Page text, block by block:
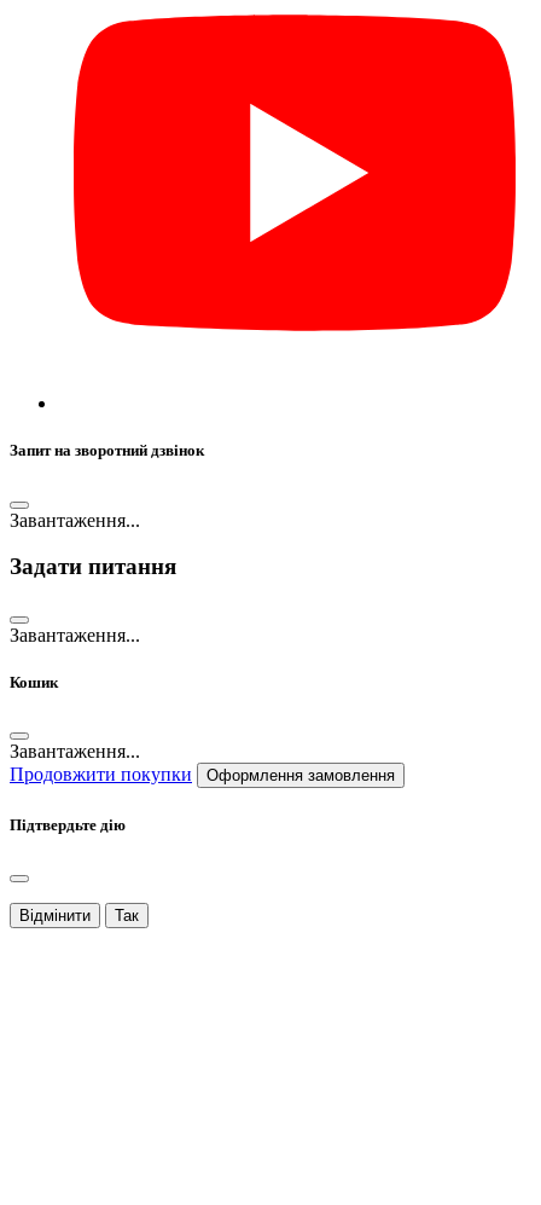
Запит на зворотний дзвінок
Завантаження...
Задати питання
Завантаження...
Кошик
Завантаження...
Продовжити покупки
Оформлення замовлення
Підтвердьте дію
Відмінити Так